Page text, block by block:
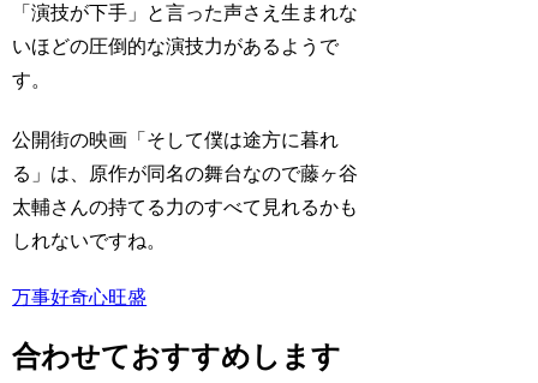
「演技が下手」と言った声さえ生まれな
いほどの圧倒的な演技力があるようで
す。
公開街の映画「そして僕は途方に暮れ
る」は、原作が同名の舞台なので藤ヶ谷
太輔さんの持てる力のすべて見れるかも
しれないですね。
万事好奇心旺盛
合わせておすすめします